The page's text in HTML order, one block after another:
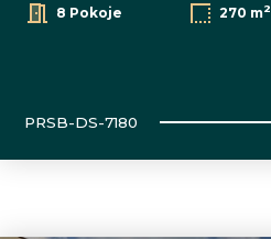
8 Pokoje 270 m2
PRSB-DS-7180